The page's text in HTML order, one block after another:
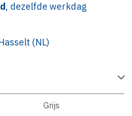
, dezelfde werkdag
(NL)
Grijs